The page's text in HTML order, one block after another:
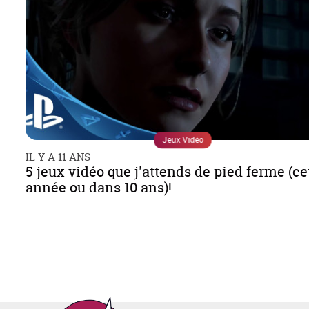
Jeux Vidéo
IL Y A 11 ANS
5 jeux vidéo que j'attends de pied ferme
année ou dans 10 ans)!